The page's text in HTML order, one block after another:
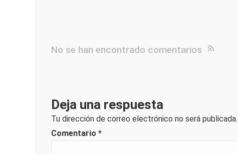
No se han encontrado comentarios
Deja una respuesta
Tu dirección de correo electrónico no será publicada.
Comentario *